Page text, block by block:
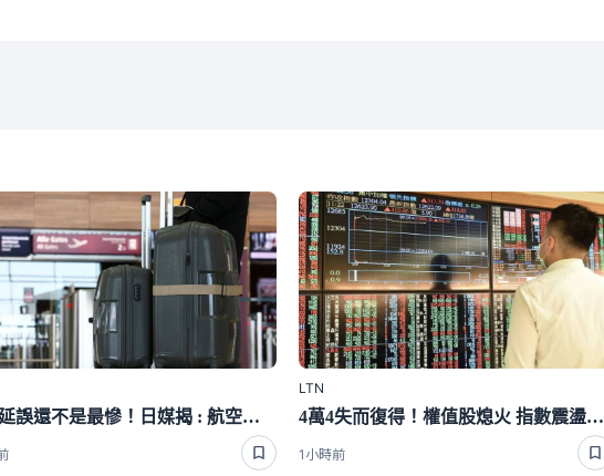
行李延誤還不是最慘！日媒揭 : 航空公司弄丟1件平均要賠「這麼多」
LTN
4萬4失而復得！權值股熄火 指數震盪近900點收跌170點
1小時前